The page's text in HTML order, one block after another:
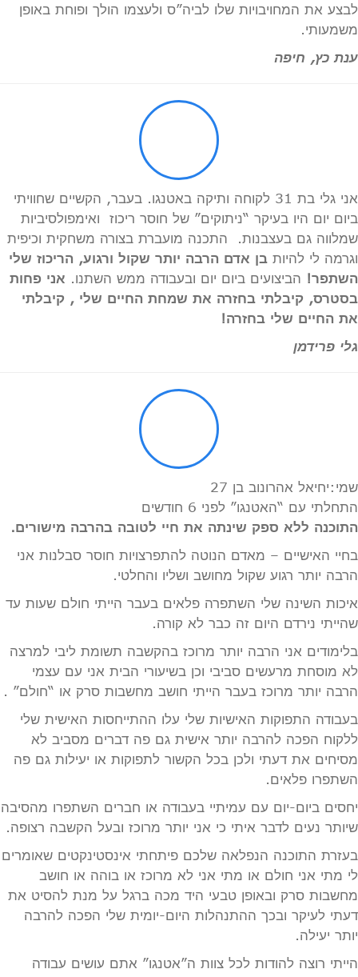
לבצע את המחויבויות שלו לביה”ס ולעצמו הולך ופוחת באופן
משמעותי.
ענת כץ, חיפה
אני גלי בת 31 לקוחה ותיקה באטנגו. בעבר, הקשיים שחוויתי
ביום יום היו בעיקר “ניתוקים” של חוסר ריכוז ואימפולסיביות
שמלווה גם בעצבנות. התכנה מועברת בצורה משחקית וכיפית
וגרמה לי להיות בן אדם הרבה יותר שקול ורגוע, הריכוז שלי
השתפר! הביצועים ביום יום ובעבודה ממש השתנו. אני פחות
בסטרס, קיבלתי בחזרה את שמחת החיים שלי , קיבלתי
את החיים שלי בחזרה!
גלי פרידמן
שמי:יחיאל אהרונוב בן 27
התחלתי עם “האטנגו” לפני 6 חודשים
התוכנה ללא ספק שינתה את חיי לטובה בהרבה מישורים.
בחיי האישיים – מאדם הנוטה להתפרצויות חוסר סבלנות אני
הרבה יותר רגוע שקול מחושב ושליו והחלטי.
איכות השינה שלי השתפרה פלאים בעבר הייתי חולם שעות עד
שהייתי נירדם היום זה כבר לא קורה.
בלימודים אני הרבה יותר מרוכז בהקשבה תשומת ליבי למרצה
לא מוסחת מרעשים סביבי וכן בשיעורי הבית אני עם עצמי
הרבה יותר מרוכז בעבר הייתי חושב מחשבות סרק או “חולם” .
בעבודה התפוקות האישיות שלי עלו ההתייחסות האישית שלי
ללקוח הפכה להרבה יותר אישית גם פה דברים מסביב לא
מסיחים את דעתי ולכן בכל הקשור לתפוקות או יעילות גם פה
השתפרו פלאים.
יחסים ביום-יום עם עמיתיי בעבודה או חברים השתפרו מהסיבה
שיותר נעים לדבר איתי כי אני יותר מרוכז ובעל הקשבה רצופה.
בעזרת התוכנה הנפלאה שלכם פיתחתי אינסטינקטים שאומרים
לי מתי אני חולם או מתי אני לא מרוכז או בוהה או חושב
מחשבות סרק ובאופן טבעי היד מכה ברגל על מנת להסיט את
דעתי לעיקר ובכך ההתנהלות היום-יומית שלי הפכה להרבה
יותר יעילה.
הייתי רוצה להודות לכל צוות ה”אטנגו” אתם עושים עבודה